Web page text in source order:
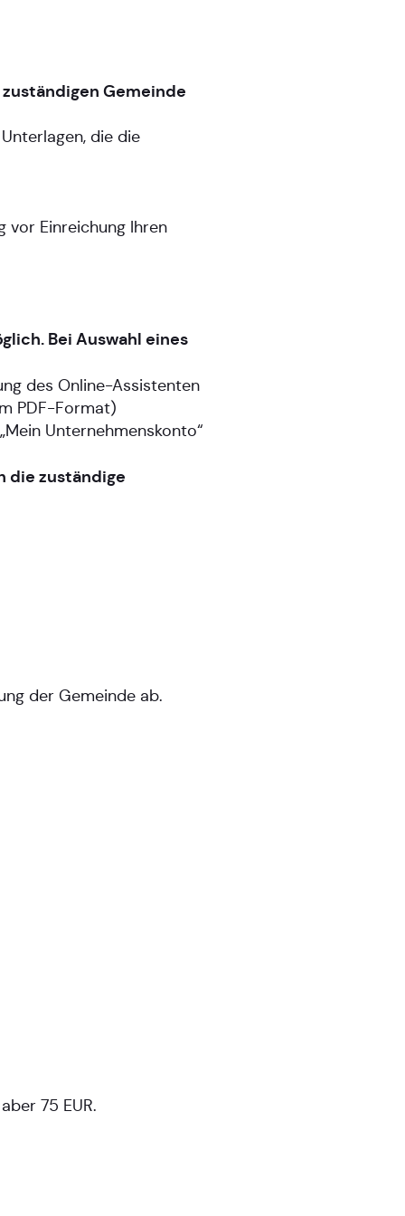
Gemeinde
die die
vor Einreichung Ihren
Bei Auswahl eines
des Online-Assistenten
PDF-Format)
Unternehmenskonto“
die zuständige
der Gemeinde ab.
75 EUR.